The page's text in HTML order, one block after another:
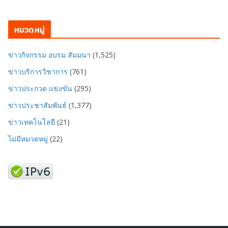
หมวดหมู่
ข่าวกิจกรรม อบรม สัมมนา (1,525)
ข่าวบริการวิชาการ (761)
ข่าวประกวด แข่งขัน (295)
ข่าวประชาสัมพันธ์ (1,377)
ข่าวเทคโนโลยี (21)
ไม่มีหมวดหมู่ (22)